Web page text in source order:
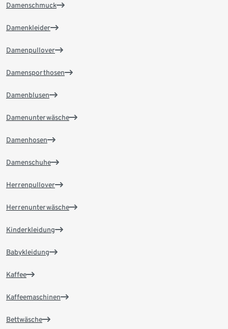
Damenschmuck
Damenkleider
Damenpullover
Damensporthosen
Damenblusen
Damenunterwäsche
Damenhosen
Damenschuhe
Herrenpullover
Herrenunterwäsche
Kinderkleidung
Babykleidung
Kaffee
Kaffeemaschinen
Bettwäsche